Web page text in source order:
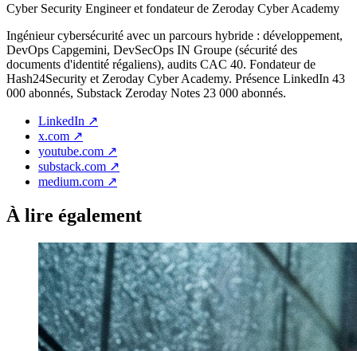
Cyber Security Engineer et fondateur de Zeroday Cyber Academy
Ingénieur cybersécurité avec un parcours hybride : développement,
DevOps Capgemini, DevSecOps IN Groupe (sécurité des
documents d'identité régaliens), audits CAC 40. Fondateur de
Hash24Security et Zeroday Cyber Academy. Présence LinkedIn 43
000 abonnés, Substack Zeroday Notes 23 000 abonnés.
LinkedIn ↗
x.com ↗
youtube.com ↗
substack.com ↗
medium.com ↗
À lire également